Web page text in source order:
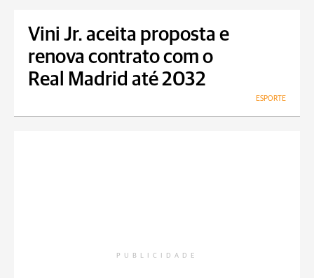
Vini Jr. aceita proposta e
renova contrato com o
Real Madrid até 2032
ESPORTE
PUBLICIDADE